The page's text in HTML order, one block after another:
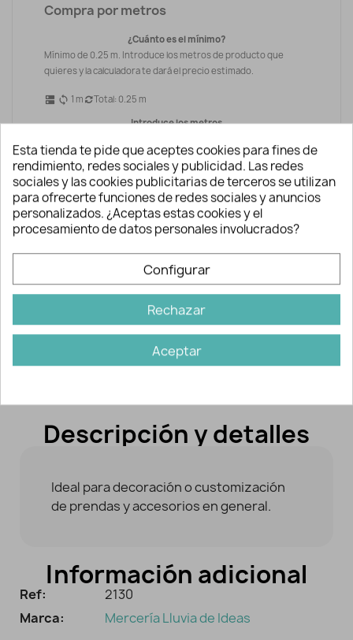
Compra por metros
¿Cuánto es el mínimo?
Mínimo de 0.25 m. Introduce los metros de producto que
quieres y la calculadora te dará el precio estimado.
dns sync 1 m Total: 0.25 m
Introduce los metros
- +
Precio total :3.24 €
AÑADIR A LA CESTA
Descripción y detalles
Ideal para decoración o customización
de prendas y accesorios en general.
Información adicional
Ref:
2130
Marca:
Mercería Lluvia de Ideas
Esta tienda te pide que aceptes cookies para fines de
rendimiento, redes sociales y publicidad. Las redes
sociales y las cookies publicitarias de terceros se utilizan
para ofrecerte funciones de redes sociales y anuncios
personalizados. ¿Aceptas estas cookies y el
procesamiento de datos personales involucrados?
Configurar
Rechazar
Aceptar